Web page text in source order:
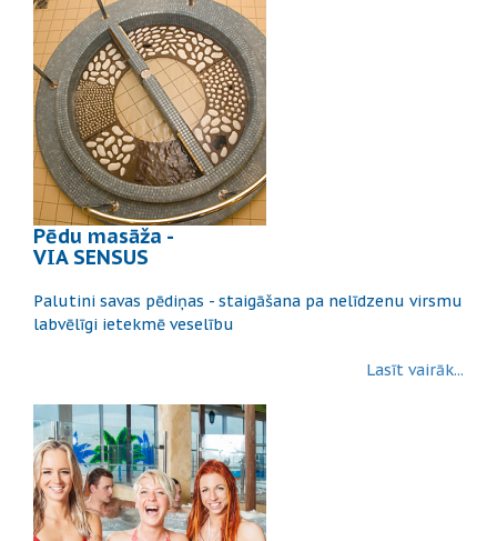
Pēdu masāža -
VIA SENSUS
Palutini savas pēdiņas - staigāšana pa nelīdzenu virsmu
labvēlīgi ietekmē veselību
Lasīt vairāk...